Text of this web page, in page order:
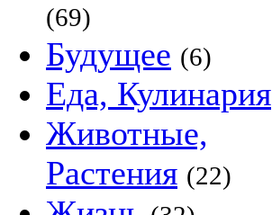
(69)
Будущее (6)
Еда, Кулинария
Животные,
Растения (22)